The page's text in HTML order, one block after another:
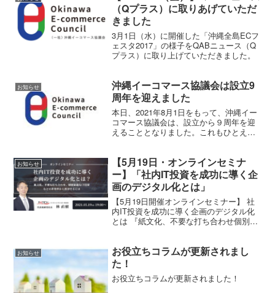
（Qプラス）に取りあげていただ
きました
3月1日（水）に開催した「沖縄全島ECフ
ェスタ2017」の様子をQABニュース（Q
プラス）に取り上げていただきました。
お知らせ
沖縄イーコマース協議会は設立9
周年を迎えました
本日、2021年8月1日をもって、沖縄イー
コマース協議会は、設立から９周年を迎
えることとなりました。これもひとえ
員の皆様のご支援のおかげです。心より
感謝申し上げます。
お知らせ
【5月19日・オンラインセミナ
ー】「社内IT投資を成功に導く企
画のデジタル化とは」
【5月19日開催オンラインセミナー】 社
内IT投資を成功に導く企画のデジタル化
とは 『紙文化、不要な打ち合わせ個別最
お知らせ
お役立ちコラムが更新されまし
た！
お役立ちコラムが更新されました！